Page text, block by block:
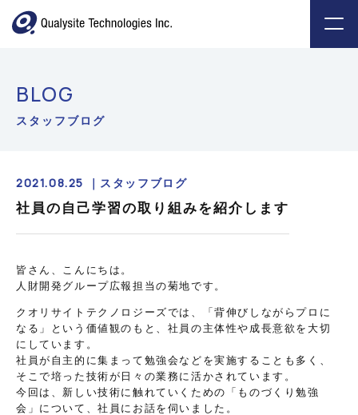
BLOG
スタッフブログ
2021.08.25 ｜ スタッフブログ
社員の自己学習の取り組みを紹介します
皆さん、こんにちは。
人財開発グループ広報担当の菊地です。
クオリサイトテクノロジーズでは、「背伸びしながらプロに
なる」という価値観のもと、社員の主体性や成長意欲を大切
にしています。
社員が自主的に集まって勉強会などを実施することも多く、
そこで培った技術が日々の業務に活かされています。
今回は、新しい技術に触れていくための「ものづくり勉強
会」について、社員にお話を伺いました。